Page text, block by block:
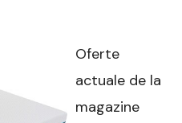
Oferte
actuale de la
magazine